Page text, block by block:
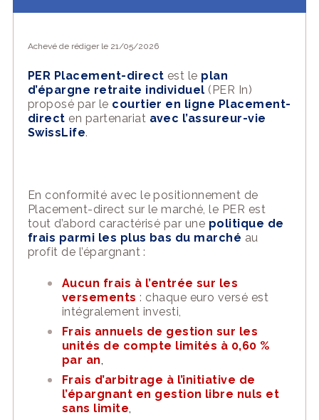
Achevé de rédiger le 21/05/2026
PER Placement-direct est le plan
d’épargne retraite individuel (PER In)
proposé par le courtier en ligne Placement-
direct en partenariat avec l’assureur-vie
SwissLife.
En conformité avec le positionnement de
Placement-direct sur le marché, le PER est
tout d’abord caractérisé par une politique de
frais parmi les plus bas du marché au
profit de l’épargnant :
Aucun frais à l’entrée sur les
versements : chaque euro versé est
intégralement investi,
Frais annuels de gestion sur les
unités de compte limités à 0,60 %
par an,
Frais d’arbitrage à l’initiative de
l’épargnant en gestion libre nuls et
sans limite,